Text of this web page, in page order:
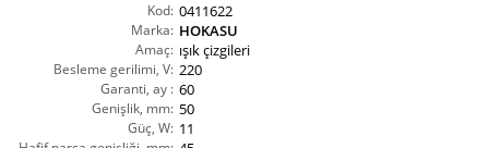
Kod: 0411622
Marka: HOKASU
Amaç: ışık çizgileri
Besleme gerilimi, V: 220
Garanti, ay : 60
Genişlik, mm: 50
Güç, W: 11